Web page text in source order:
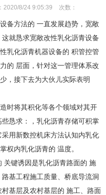
2020/8/24 9:05:39 次数：
备方法的 一直发展趋势，宽敞
就恳求宽敞改性乳化沥青设备
乳化沥青机器设备的 积管控管
的 层面，针对这一管理体系改
，接下去为大伙儿实际表明
时将其积化等各个领域对其开
恳求：，乳化沥青存储可积掌
用新数控机床方法认知内乳化
权内乳化沥青的 温度。
关键诱因是乳化沥青路面的 施
基工程施工质量、桥底导流洞
基层及农村基层的 施工、路面